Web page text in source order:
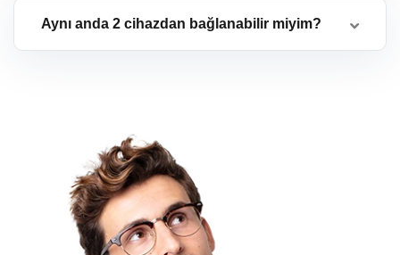
Aynı anda 2 cihazdan bağlanabilir miyim?